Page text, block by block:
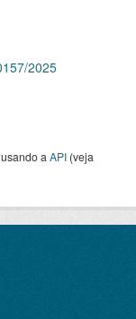
2025
a API (veja